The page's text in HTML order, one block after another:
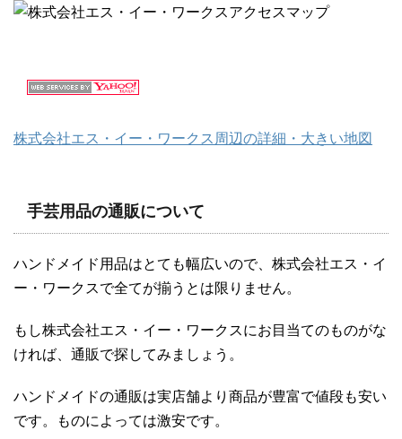
株式会社エス・イー・ワークス周辺の詳細・大きい地図
手芸用品の通販について
ハンドメイド用品はとても幅広いので、株式会社エス・イ
ー・ワークスで全てが揃うとは限りません。
もし株式会社エス・イー・ワークスにお目当てのものがな
ければ、通販で探してみましょう。
ハンドメイドの通販は実店舗より商品が豊富で値段も安い
です。ものによっては激安です。